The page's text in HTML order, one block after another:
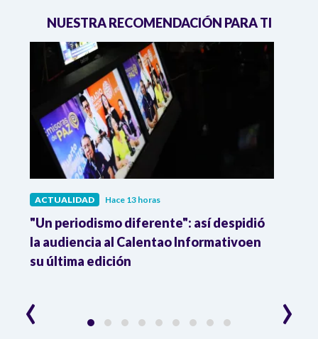
NUESTRA RECOMENDACIÓN PARA TI
ACTUALIDAD Hace 13 horas
"Un periodismo diferente": así despidió
la audiencia al Calentao Informativoen
su última edición
‹ ›